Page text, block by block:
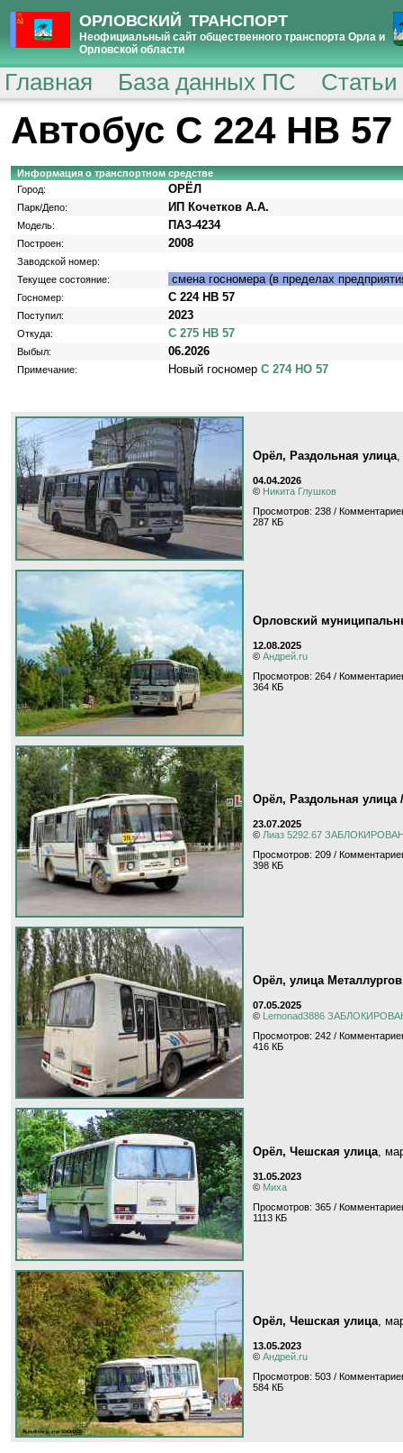
ОРЛОВСКИЙ ТРАНСПОРТ
Неофициальный сайт общественного транспорта Орла и
Орловской области
Главная База данных ПС
Автобус С 224 НВ 57
Информация о транспортном средстве
Город:
ОРЁЛ
Парк/Депо: ИП Кочетков А.А.
Модель: ПАЗ-4234
Построен: 2008
Заводской номер:
Текущее состояние:
смена госномера (в пределах
Госномер: С 224 НВ 57
Поступил: 2023
Откуда: С 275 НВ 57
Выбыл: 06.2026
Примечание: Новый госномер С 274 НО 57
Орёл, Раздольная улица,
04.04.2026
© Никита Глушков
Просмотров: 238 /
287 КБ
Орловский
12.08.2025
© Андрей.ru
Просмотров: 264 /
364 КБ
Орёл, Раздольная улица
23.07.2025
© Лиаз 5292.67
Просмотров: 209 /
398 КБ
Орёл, улица Металлургов
07.05.2025
© Lemonad3886
Просмотров: 242 /
416 КБ
Орёл, Чешская улица,
31.05.2023
© Миха
Просмотров: 365 /
1113 КБ
Орёл, Чешская улица,
13.05.2023
© Андрей.ru
Просмотров: 503 /
584 КБ